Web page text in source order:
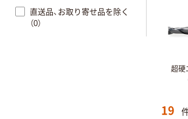
超硬
19
直送品、お取り寄せ品を除く
（0）